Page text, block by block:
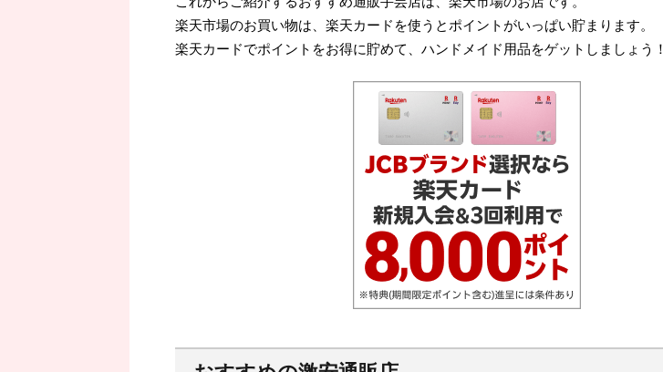
楽天市場のお買い物は、楽天カードを使うとポイントがいっぱい貯まります。
楽天カードでポイントをお得に貯めて、ハンドメイド用品をゲットしましょう！